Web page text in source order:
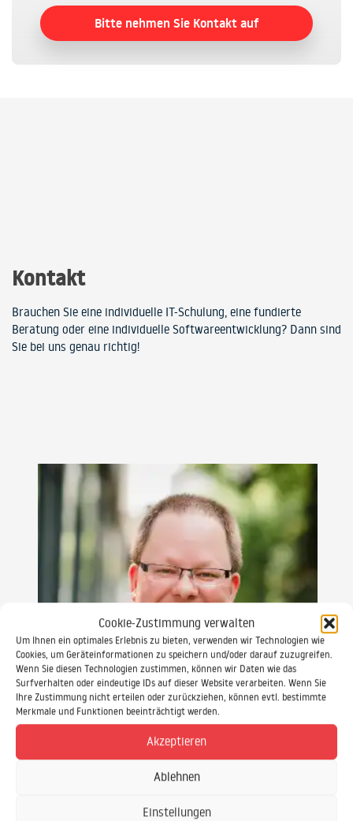
Cookie-Zustimmung verwalten
Um Ihnen ein optimales Erlebnis zu bieten, verwenden wir Technologien wie
Cookies, um Geräteinformationen zu speichern und/oder darauf zuzugreifen.
Wenn Sie diesen Technologien zustimmen, können wir Daten wie das
Surfverhalten oder eindeutige IDs auf dieser Website verarbeiten. Wenn Sie
Ihre Zustimmung nicht erteilen oder zurückziehen, können evtl. bestimmte
Merkmale und Funktionen beeinträchtigt werden.
Akzeptieren
Ablehnen
Einstellungen
Bitte nehmen Sie Kontakt auf
Kontakt
Brauchen Sie eine individuelle IT-Schulung, eine fundierte
Beratung oder eine individuelle Softwareentwicklung? Dann sind
Sie bei uns genau richtig!
Daniel Ewald
Sekretariat & Seminar-Betreuung